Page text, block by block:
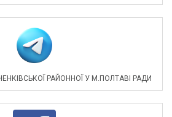
РАЙОННОЇ У М.ПОЛТАВІ РАДИ